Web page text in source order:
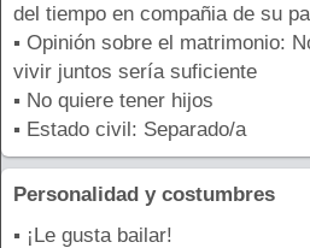
del tiempo en compañia de su
▪ Opinión sobre el matrimonio:
vivir juntos sería suficiente
▪ No quiere tener hijos
▪ Estado civil: Separado/a
Personalidad y costumbres
▪ ¡Le gusta bailar!